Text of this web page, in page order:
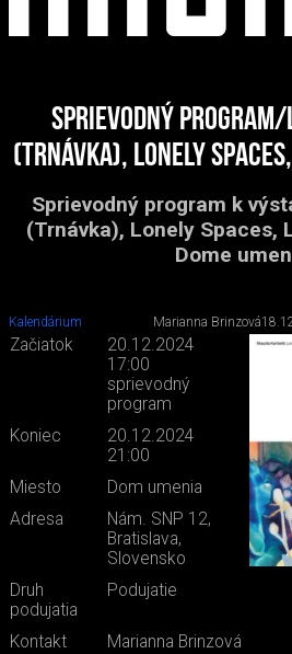
Sprievodný
(Trnávka), Lonely
Sprievodný program k
(Trnávka), Lonely Spaces,
Dome
Kalendárium Marianna Brinzová
Začiatok
20.12.2024
17:00
sprievodný
program
Koniec
20.12.2024
21:00
Miesto
Dom umenia
Adresa
Nám. SNP 12,
Bratislava,
Slovensko
Druh
podujatia
Podujatie
Kontakt Marianna Brinzová